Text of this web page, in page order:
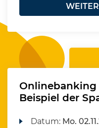
Onlinebanking
Beispiel der
Datum: Mo.